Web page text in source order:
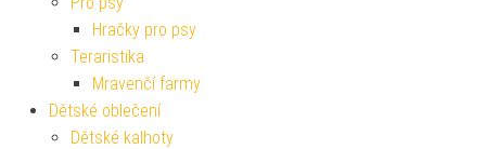
Hračky pro psy
Teraristika
Mravenčí farmy
Dětské oblečení
Dětské kalhoty